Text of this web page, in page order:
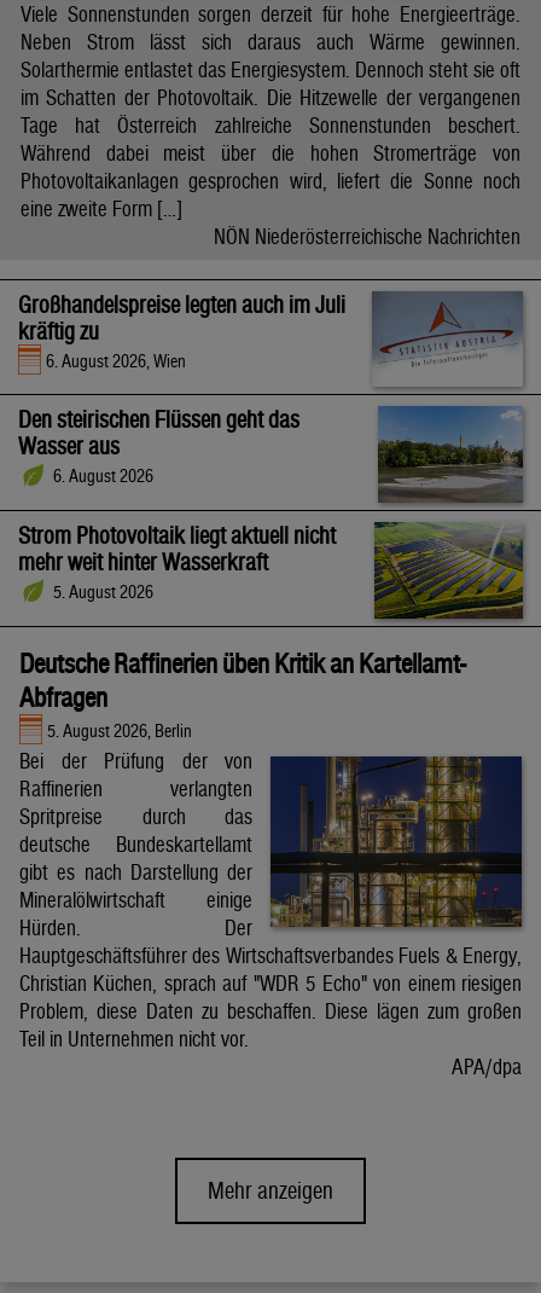
Viele Sonnenstunden sorgen derzeit für hohe Energieerträge.
Neben Strom lässt sich daraus auch Wärme gewinnen.
Solarthermie entlastet das Energiesystem. Dennoch steht sie oft
im Schatten der Photovoltaik. Die Hitzewelle der vergangenen
Tage hat Österreich zahlreiche Sonnenstunden beschert.
Während dabei meist über die hohen Stromerträge von
Photovoltaikanlagen gesprochen wird, liefert die Sonne noch
eine zweite Form […]
NÖN Niederösterreichische Nachrichten
Großhandelspreise legten auch im Juli
kräftig zu
6. August 2026, Wien
Den steirischen Flüssen geht das
Wasser aus
6. August 2026
Strom Photovoltaik liegt aktuell nicht
mehr weit hinter Wasserkraft
5. August 2026
Deutsche Raffinerien üben Kritik an Kartellamt-
Abfragen
5. August 2026, Berlin
Bei der Prüfung der von
Raffinerien verlangten
Spritpreise durch das
deutsche Bundeskartellamt
gibt es nach Darstellung der
Mineralölwirtschaft einige
Hürden. Der
Hauptgeschäftsführer des Wirtschaftsverbandes Fuels & Energy,
Christian Küchen, sprach auf "WDR 5 Echo" von einem riesigen
Problem, diese Daten zu beschaffen. Diese lägen zum großen
Teil in Unternehmen nicht vor.
APA/dpa
Mehr anzeigen